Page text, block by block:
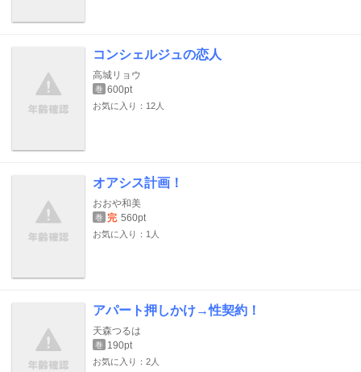
コンシェルジュの恋人
高城リョウ
巻 600pt
お気に入り：12人
オアシス計画！
おおや和美
巻 完 560pt
お気に入り：1人
アパート押しかけ→性契約！
天森つるは
巻 190pt
お気に入り：2人